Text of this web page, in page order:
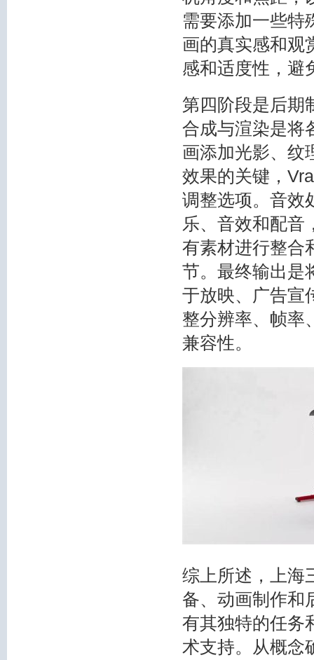
需要添加一些特
画的真实感和观
感和适度性，避
第四阶段是后期
合成与渲染是将
画添加光影、纹
效果的关键，
调整选项。音效
乐、音效和配音
有素材进行整合
节。最终输出是
于放映、广告宣
整分辨率、帧率
兼容性。
综上所述，上海
备、动画制作和
有其独特的任务
术支持。从概念